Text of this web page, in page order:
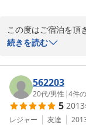
それと、洗面所のお
た...
必要最低限のものが
したいと思います。
この度はご宿泊を頂
ろいろと難点がある
「スポーツハウス」
受け入れも行ってい
す。また、お仕事で
うがベターかと思い
続きを読む
562203
20代/男性 |4件
5
レジャー 友達